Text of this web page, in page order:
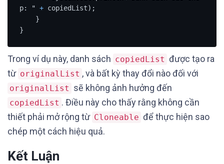
p: " + copiedList);
}
Trong ví dụ này, danh sách copiedList được tạo ra
từ originalList , và bất kỳ thay đổi nào đối với
originalList sẽ không ảnh hưởng đến
copiedList . Điều này cho thấy rằng không cần
thiết phải mở rộng từ Cloneable để thực hiện sao
chép một cách hiệu quả.
Kết Luận